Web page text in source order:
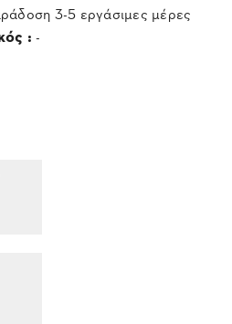
3-5 εργάσιμες μέρες
: -